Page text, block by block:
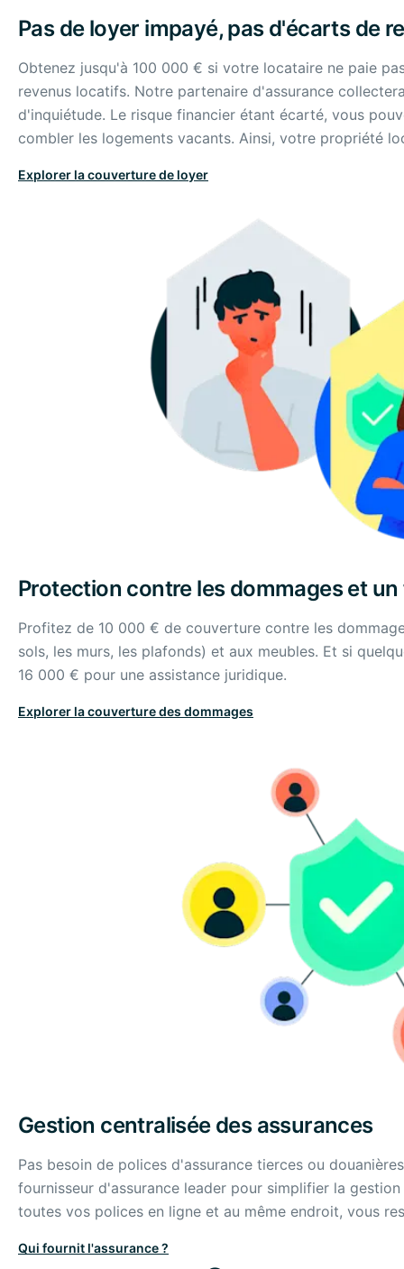
Pas de loyer impayé, pas d'écarts de
Obtenez jusqu'à 100 000 € si votre locataire ne paie
revenus locatifs. Notre partenaire d'assurance
d'inquiétude. Le risque financier étant écarté, vous
combler les logements vacants. Ainsi, votre propriété
Explorer la couverture de loyer
Protection contre les dommages et
Profitez de 10 000 € de couverture contre les
sols, les murs, les plafonds) et aux meubles. Et si
16 000 € pour une assistance juridique.
Explorer la couverture des dommages
Gestion centralisée des assurances
Pas besoin de polices d'assurance tierces ou
fournisseur d'assurance leader pour simplifier la
toutes vos polices en ligne et au même endroit, vous
Qui fournit l'assurance ?